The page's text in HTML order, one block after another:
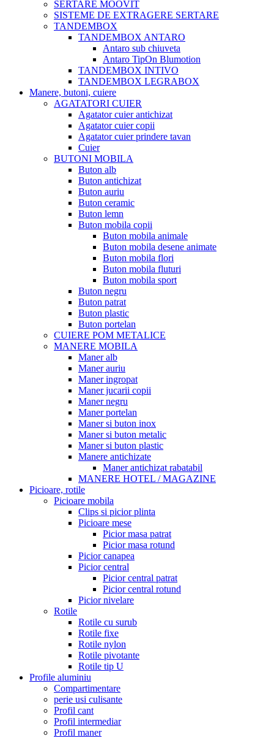
SERTARE MOOVIT
SISTEME DE EXTRAGERE SERTARE
TANDEMBOX
TANDEMBOX ANTARO
Antaro sub chiuveta
Antaro TipOn Blumotion
TANDEMBOX INTIVO
TANDEMBOX LEGRABOX
Manere, butoni, cuiere
AGATATORI CUIER
Agatator cuier antichizat
Agatator cuier copii
Agatator cuier prindere tavan
Cuier
BUTONI MOBILA
Buton alb
Buton antichizat
Buton auriu
Buton ceramic
Buton lemn
Buton mobila copii
Buton mobila animale
Buton mobila desene animate
Buton mobila flori
Buton mobila fluturi
Buton mobila sport
Buton negru
Buton patrat
Buton plastic
Buton portelan
CUIERE POM METALICE
MANERE MOBILA
Maner alb
Maner auriu
Maner ingropat
Maner jucarii copii
Maner negru
Maner portelan
Maner si buton inox
Maner si buton metalic
Maner si buton plastic
Manere antichizate
Maner antichizat rabatabil
MANERE HOTEL / MAGAZINE
Picioare, rotile
Picioare mobila
Clips si picior plinta
Picioare mese
Picior masa patrat
Picior masa rotund
Picior canapea
Picior central
Picior central patrat
Picior central rotund
Picior nivelare
Rotile
Rotile cu surub
Rotile fixe
Rotile nylon
Rotile pivotante
Rotile tip U
Profile aluminiu
Compartimentare
perie usi culisante
Profil cant
Profil intermediar
Profil maner